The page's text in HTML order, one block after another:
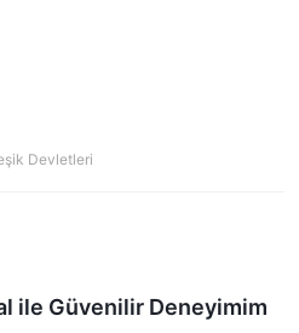
Devletleri
ile Güvenilir Deneyimim